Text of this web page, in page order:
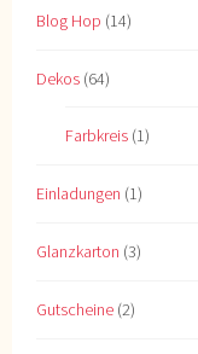
Blog Hop (14)
Dekos (64)
Farbkreis (1)
Einladungen (1)
Glanzkarton (3)
Gutscheine (2)